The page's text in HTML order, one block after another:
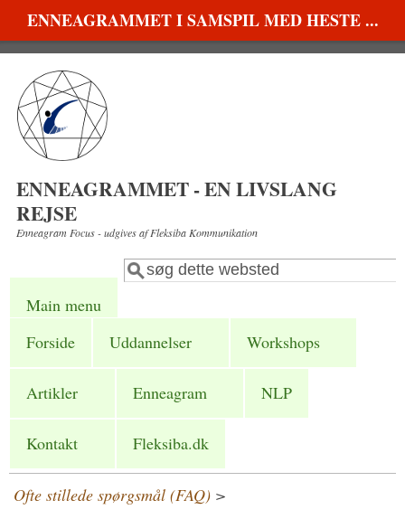
Gå til hovedindhold
ENNEAGRAMMET I SAMSPIL MED HESTE ...
ENNEAGRAMMET - EN LIVSLANG
REJSE
Enneagram Focus - udgives af Fleksiba Kommunikation
Søgefelt
Søg
Main menu
Forside
Uddannelser Workshops
Artikler Enneagram NLP
Kontakt Fleksiba.dk
Ofte stillede spørgsmål (FAQ) >